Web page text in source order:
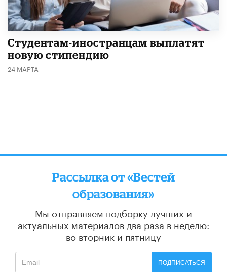
Студентам-иностранцам выплатят
новую стипендию
24 МАРТА
Рассылка от «Вестей
образования»
Мы отправляем подборку лучших и
актуальных материалов два раза в неделю:
во вторник и пятницу
ПОДПИСАТЬСЯ